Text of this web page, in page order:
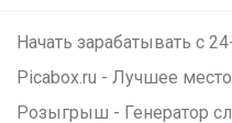
Начать зарабатывать с
Picabox.ru - Лучшее
Розыгрыш - Генератор